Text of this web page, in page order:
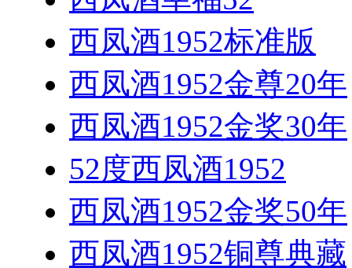
西凤酒1952标准版
西凤酒1952金尊20年
西凤酒1952金奖30年
52度西凤酒1952
西凤酒1952金奖50年
西凤酒1952铜尊典藏